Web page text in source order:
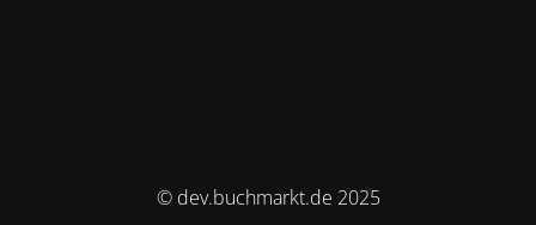
© dev.buchmarkt.de 2025